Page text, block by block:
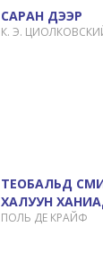
САРАН ДЭЭР
К. Э.
ТЕОБАЛЬД
ХАЛУУН
ПОЛЬ ДЕ КРАЙФ